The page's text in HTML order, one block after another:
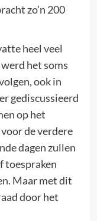
zo’n 200
heel veel
het soms
ook in
gediscussieerd
op het
de verdere
dagen zullen
toespraken
Maar met dit
door het